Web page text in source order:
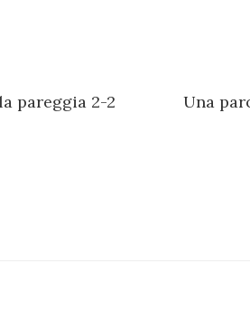
pareggia 2-2
Una